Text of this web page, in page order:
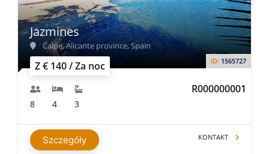
Z € 140 / Za noc ID: 1565727
R000000001
Jazmines
Calpe, Alicante province, Spain
8 4 3
Szczegóły KONTAKT